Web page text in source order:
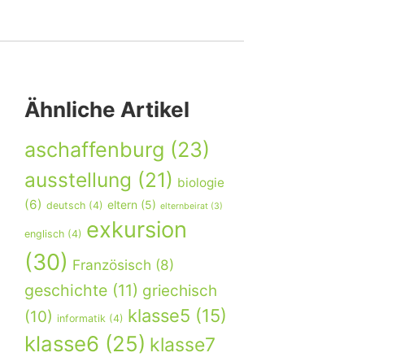
Ähnliche Artikel
aschaffenburg (23)
ausstellung (21) biologie
(6) deutsch (4) eltern (5) elternbeirat (3)
englisch (4) exkursion
(30) Französisch (8)
geschichte (11) griechisch
(10) informatik (4) klasse5 (15)
klasse6 (25) klasse7